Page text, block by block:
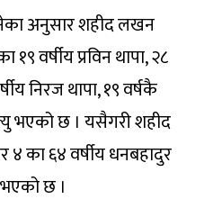
अनुसार शहीद लखन
वर्षीय प्रविन थापा, २८
निरज थापा, १९ वर्षकै
भएको छ । यसैगरी शहीद
का ६४ वर्षीय धनबहादुर
भएको छ ।